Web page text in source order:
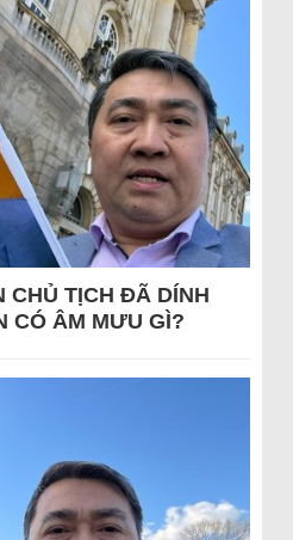
CHỦ TỊCH ĐÃ DÍNH
CÓ ÂM MƯU GÌ?